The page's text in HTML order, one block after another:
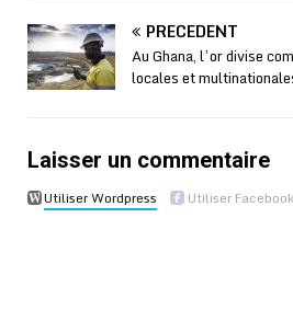
PRÉCÉDENT
Au Ghana, l’or divise
locales et
Laisser un commentaire
Utiliser Wordpress Utiliser Facebook